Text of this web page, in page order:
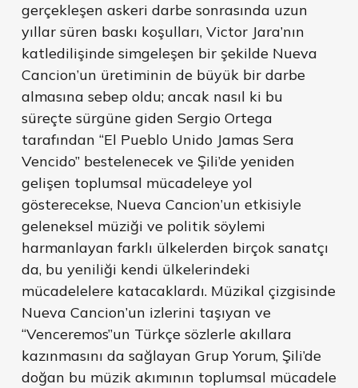
gerçekleşen askeri darbe sonrasında uzun
yıllar süren baskı koşulları, Victor Jara’nın
katledilişinde simgeleşen bir şekilde Nueva
Cancion’un üretiminin de büyük bir darbe
almasına sebep oldu; ancak nasıl ki bu
süreçte sürgüne giden Sergio Ortega
tarafından “El Pueblo Unido Jamas Sera
Vencido” bestelenecek ve Şili’de yeniden
gelişen toplumsal mücadeleye yol
gösterecekse, Nueva Cancion’un etkisiyle
geleneksel müziği ve politik söylemi
harmanlayan farklı ülkelerden birçok sanatçı
da, bu yeniliği kendi ülkelerindeki
mücadelelere katacaklardı. Müzikal çizgisinde
Nueva Cancion’un izlerini taşıyan ve
“Venceremos”un Türkçe sözlerle akıllara
kazınmasını da sağlayan Grup Yorum, Şili’de
doğan bu müzik akımının toplumsal mücadele